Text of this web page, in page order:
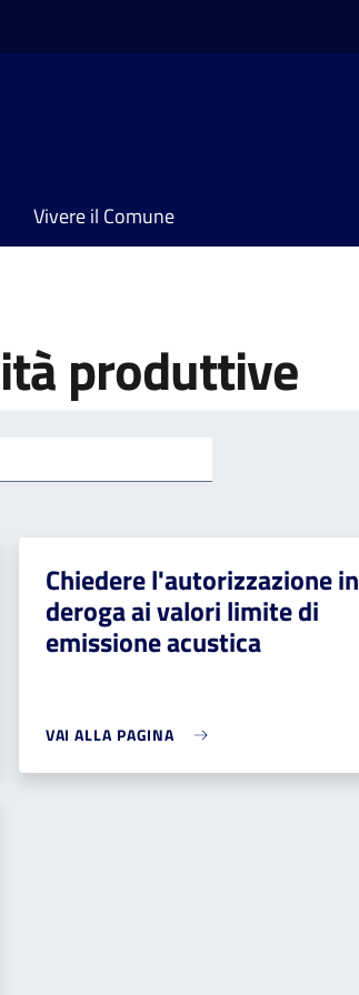
Vivere il Comune
produttive
Chiedere l'autorizzazione in
deroga ai valori limite di
emissione acustica
VAI ALLA PAGINA